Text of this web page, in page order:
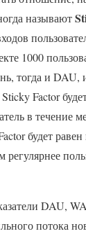
называют
1000
тогда и DAU,
Factor
в течение
будет
DAU,
потока